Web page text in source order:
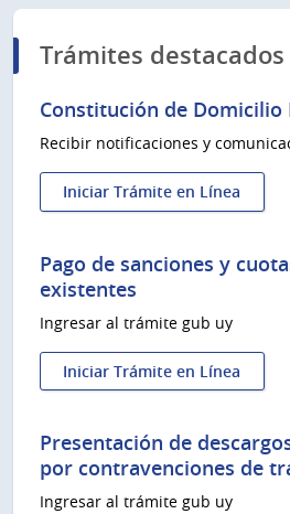
Trámites destacados
Constitución de Domicilio
Recibir notificaciones y
Iniciar Trámite en Línea
:
de
Domicilio
Pago de sanciones y
existentes
Ingresar al trámite gub uy
Iniciar Trámite en Línea
:
de
sanciones
y
cuotas
Presentación de
por contravenciones de
Ingresar al trámite gub uy